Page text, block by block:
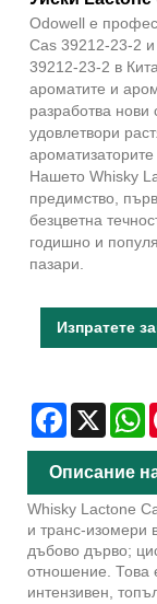
Odowell е
Cas 39212-23-2
39212-23-2 в
ароматите и
разработва нови
удовлетвори
Нашето Whisky
предимство,
безцветна
годишно и
пазари.
Изпратете
Facebook
X
Описание
Whisky Lactone
и транс-изомери
дъбово дърво;
отношение. Това
интензивен,